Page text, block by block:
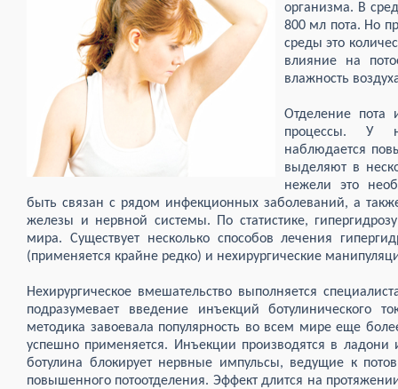
организма. В
800 мл пота. Но
среды это
влияние на
влажность
Отделение пота
процессы. У
наблюдается
выделяют в
нежели это
быть связан с рядом инфекционных заболеваний, а
железы и нервной системы. По статистике,
мира. Существует несколько способов лечения
(применяется крайне редко) и нехирургические
Нехирургическое вмешательство выполняется
подразумевает введение инъекций ботулинического
методика завоевала популярность во всем мире еще
успешно применяется. Инъекции производятся в
ботулина блокирует нервные импульсы, ведущие к
повышенного потоотделения. Эффект длится на